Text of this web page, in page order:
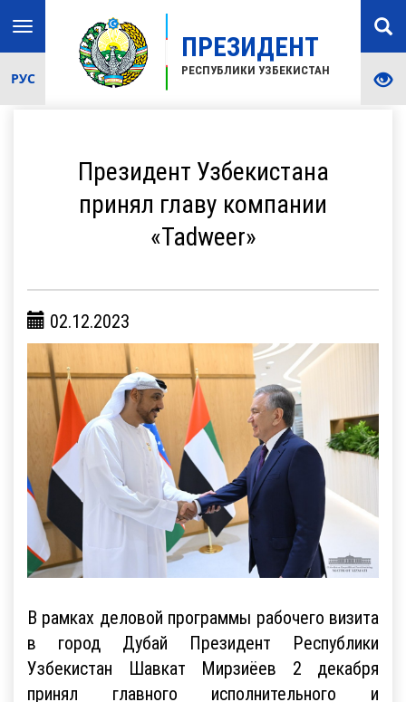
ПРЕЗИДЕНТ
РЕСПУБЛИКИ УЗБЕКИСТАН
Toggle
navigation
РУС
Президент Узбекистана
принял главу компании
«Tadweer»
02.12.2023
В рамках деловой программы рабочего визита
в город Дубай Президент Республики
Узбекистан Шавкат Мирзиёев 2 декабря
принял главного исполнительного и